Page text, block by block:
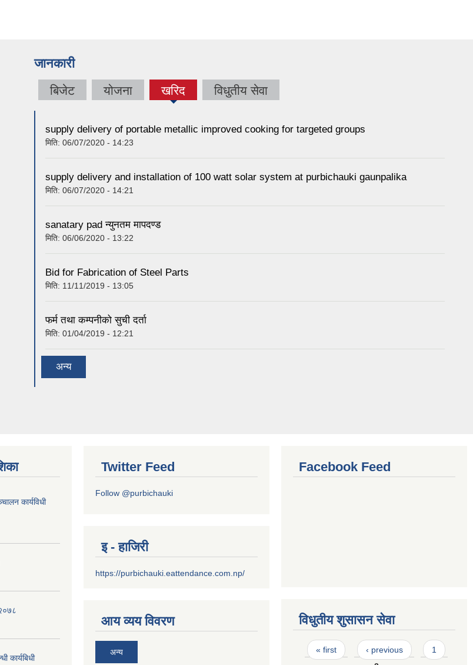
जानकारी
बिजेट योजना खरिद
(active
विधुतीय सेवा
supply delivery of portable metallic improved cooking for targeted groups
मिति: 06/07/2020 - 14:23
supply delivery and installation of 100 watt solar system at purbichauki gaunpalika
मिति: 06/07/2020 - 14:21
sanatary pad न्युनतम मापदण्ड
मिति: 06/06/2020 - 13:22
Bid for Fabrication of Steel Parts
मिति: 11/11/2019 - 13:05
फर्म तथा कम्पनीको सुची दर्ता
मिति: 01/04/2019 - 12:21
अन्य
कार्यविधी
कार्यबिधी
Twitter Feed
Follow @purbichauki
इ - हाजिरी
https://purbichauki.eattendance.com.np/
आय व्यय विवरण
अन्य
Facebook Feed
विधुतीय शुसासन सेवा
Pages
« first ‹ previous
1